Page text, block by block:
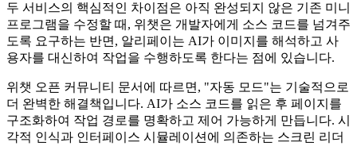
두 서비스의 핵심적인 차이점은 아직 완성되지 않은 기존 미니
프로그램을 수정할 때, 위챗은 개발자에게 소스 코드를 넘겨주
도록 요구하는 반면, 알리페이는 AI가 이미지를 해석하고 사
용자를 대신하여 작업을 수행하도록 한다는 점에 있습니다.
위챗 오픈 커뮤니티 문서에 따르면, "자동 모드"는 기술적으로
더 완벽한 해결책입니다. AI가 소스 코드를 읽은 후 페이지를
구조화하여 작업 경로를 명확하고 제어 가능하게 만듭니다. 시
각적 인식과 인터페이스 시뮬레이션에 의존하는 스크린 리더